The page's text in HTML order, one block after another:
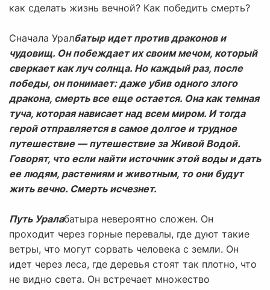
как сделать жизнь вечной? Как победить смерть?
Сначала Уралбатыр идет против драконов и
чудовищ. Он побеждает их своим мечом, который
сверкает как луч солнца. Но каждый раз, после
победы, он понимает: даже убив одного злого
дракона, смерть все еще остается. Она как темная
туча, которая нависает над всем миром. И тогда
герой отправляется в самое долгое и трудное
путешествие — путешествие за Живой Водой.
Говорят, что если найти источник этой воды и дать
ее людям, растениям и животным, то они будут
жить вечно. Смерть исчезнет.
Путь Уралабатыра невероятно сложен. Он
проходит через горные перевалы, где дуют такие
ветры, что могут сорвать человека с земли. Он
идет через леса, где деревья стоят так плотно, что
не видно света. Он встречает множество